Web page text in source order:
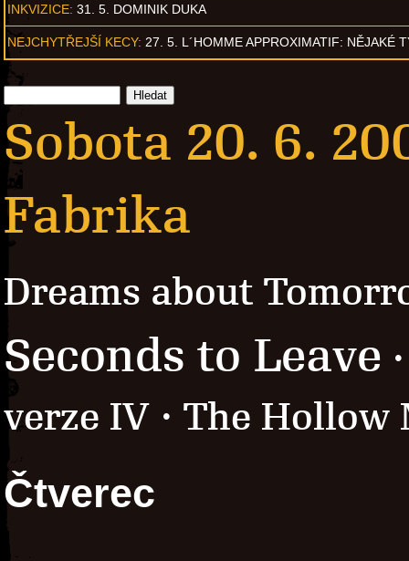
INKVIZICE: 31. 5. DOMINIK DUKA
NEJCHYTŘEJŠÍ KECY: 27. 5. L´HOMME APPROXIMATIF: NĚJAKÉ
Sobota 20. 6.
Fabrika
Dreams about
Seconds to Leave
verze IV · The Hollow
Čtverec